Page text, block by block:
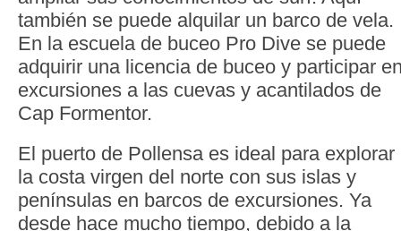
también se puede alquilar un barco de vela.
En la escuela de buceo Pro Dive se puede
adquirir una licencia de buceo y participar
excursiones a las cuevas y acantilados de
Cap Formentor.
El puerto de Pollensa es ideal para explorar
la costa virgen del norte con sus islas y
penínsulas en barcos de excursiones. Ya
desde hace mucho tiempo, debido a la